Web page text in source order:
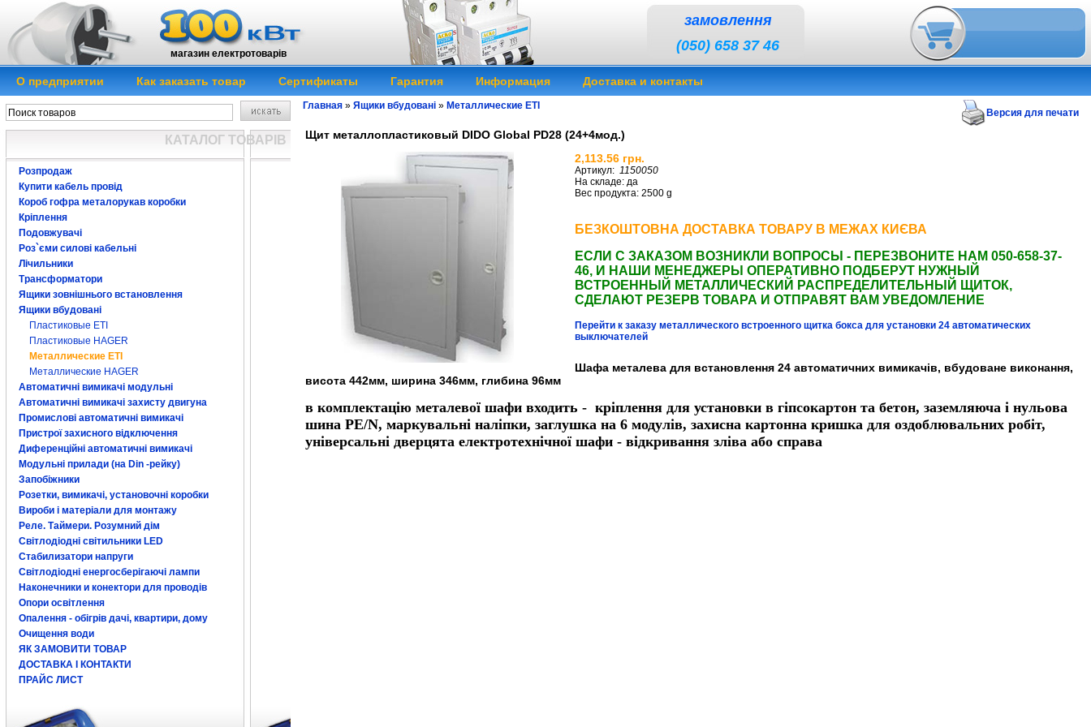
магазин електротоварів
замовлення
(050) 658 37 46
О предприятии Как заказать товар Сертификаты Гарантия Информация Доставка и контакты
КАТАЛОГ ТОВАРІВ
Розпродаж
Купити кабель провід
Короб гофра металорукав коробки
Кріплення
Подовжувачі
Роз`єми силові кабельні
Лічильники
Трансформатори
Ящики зовнішнього встановлення
Ящики вбудовані
Пластиковые ЕTI
Пластиковые HAGER
Металлические ETI
Металлические HAGER
Автоматичні вимикачі модульні
Автоматичні вимикачі захисту двигуна
Промислові автоматичні вимикачі
Пристрої захисного відключення
Диференційні автоматичні вимикачі
Модульні прилади (на Din -рейку)
Запобіжники
Розетки, вимикачі, установочні коробки
Вироби і матеріали для монтажу
Реле. Таймери. Розумний дім
Світлодіодні світильники LED
Стабилизатори напруги
Світлодіодні енергосберігаючі лампи
Наконечники и конектори для проводів
Опори освітлення
Опалення - обігрів дачі, квартири, дому
Очищення води
ЯК ЗАМОВИТИ ТОВАР
ДОСТАВКА І КОНТАКТИ
ПРАЙС ЛИСТ
Главная » Ящики вбудовані » Металлические ETI
Версия для печати
Щит металлопластиковый DIDO Global PD28 (24+4мод.)
2,113.56 грн.
Артикул: 1150050
На складе: да
Вес продукта: 2500 g
БЕЗКОШТОВНА ДОСТАВКА ТОВАРУ В МЕЖАХ КИЄВА
ЕСЛИ С ЗАКАЗОМ ВОЗНИКЛИ ВОПРОСЫ - ПЕРЕЗВОНИТЕ НАМ 050-658-37-
46, И НАШИ МЕНЕДЖЕРЫ ОПЕРАТИВНО ПОДБЕРУТ НУЖНЫЙ
ВСТРОЕННЫЙ МЕТАЛЛИЧЕСКИЙ РАСПРЕДЕЛИТЕЛЬНЫЙ ЩИТОК,
СДЕЛАЮТ РЕЗЕРВ ТОВАРА И ОТПРАВЯТ ВАМ УВЕДОМЛЕНИЕ
Перейти к заказу металлического встроенного щитка бокса для установки 24 автоматических
выключателей
Шафа металева для встановлення 24 автоматичних вимикачів, вбудоване виконання,
висота 442мм, ширина 346мм, глибина 96мм
в комплектацію металевої шафи входить - кріплення для установки в гіпсокартон та бетон, заземляюча і нульова
шина PE/N, маркувальні наліпки, заглушка на 6 модулів, захисна картонна кришка для оздоблювальних робіт,
універсальні дверцята електротехнічної шафи - відкривання зліва або справа